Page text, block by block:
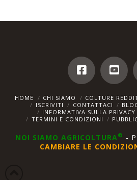
HOME CHI SIAMO COLTURE
ISCRIVITI
CONTATTACI
INFORMATIVA SULLA PRIVACY
TERMINI E CONDIZIONI
NOI SIAMO AGRICOLTURA ® -
CAMBIARE LE